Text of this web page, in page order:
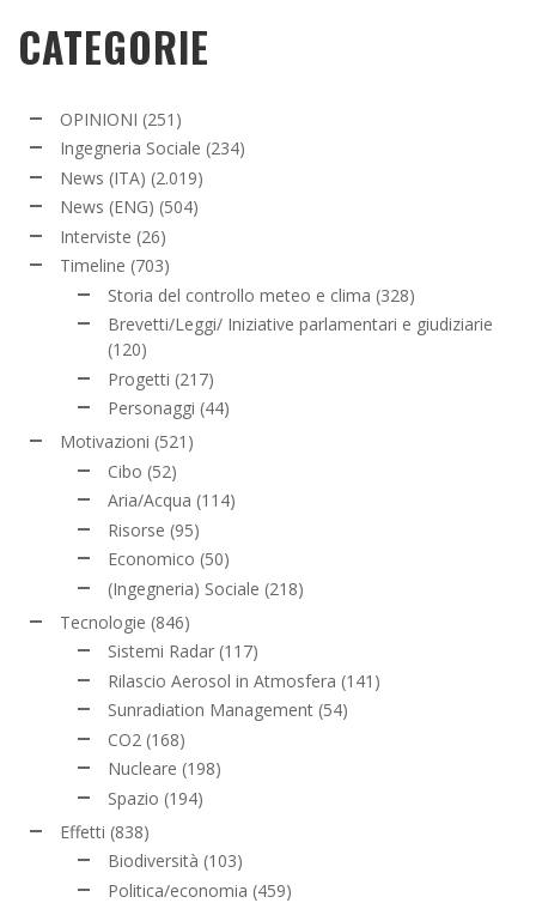
CATEGORIE
OPINIONI (251)
Ingegneria Sociale (234)
News (ITA) (2.019)
News (ENG) (504)
Interviste (26)
Timeline (703)
Storia del controllo meteo e clima (328)
Brevetti/Leggi/ Iniziative parlamentari e giudiziarie
(120)
Progetti (217)
Personaggi (44)
Motivazioni (521)
Cibo (52)
Aria/Acqua (114)
Risorse (95)
Economico (50)
(Ingegneria) Sociale (218)
Tecnologie (846)
Sistemi Radar (117)
Rilascio Aerosol in Atmosfera (141)
Sunradiation Management (54)
CO2 (168)
Nucleare (198)
Spazio (194)
Effetti (838)
Biodiversità (103)
Politica/economia (459)